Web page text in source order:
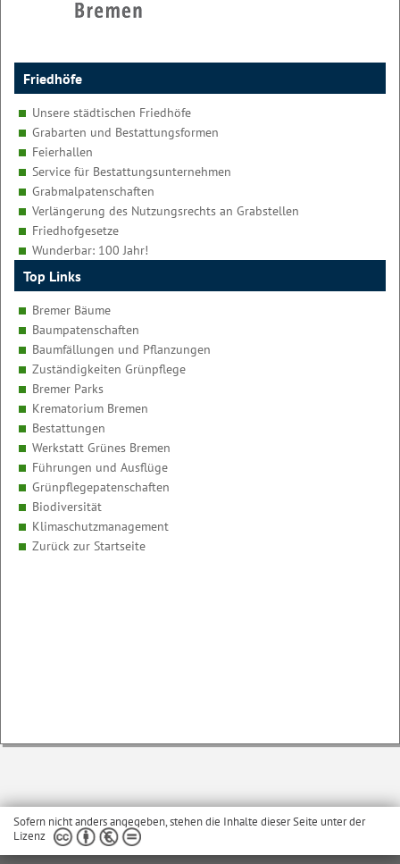
Friedhöfe
Unsere städtischen Friedhöfe
Grabarten und Bestattungsformen
Feierhallen
Service für Bestattungsunternehmen
Grabmalpatenschaften
Verlängerung des Nutzungsrechts an Grabstellen
Friedhofgesetze
Wunderbar: 100 Jahr!
Top Links
Bremer Bäume
Baumpatenschaften
Baumfällungen und Pflanzungen
Zuständigkeiten Grünpflege
Bremer Parks
Krematorium Bremen
Bestattungen
Werkstatt Grünes Bremen
Führungen und Ausflüge
Grünpflegepatenschaften
Biodiversität
Klimaschutzmanagement
Zurück zur Startseite
Sofern nicht anders angegeben, stehen die Inhalte dieser Seite unter der
Lizenz